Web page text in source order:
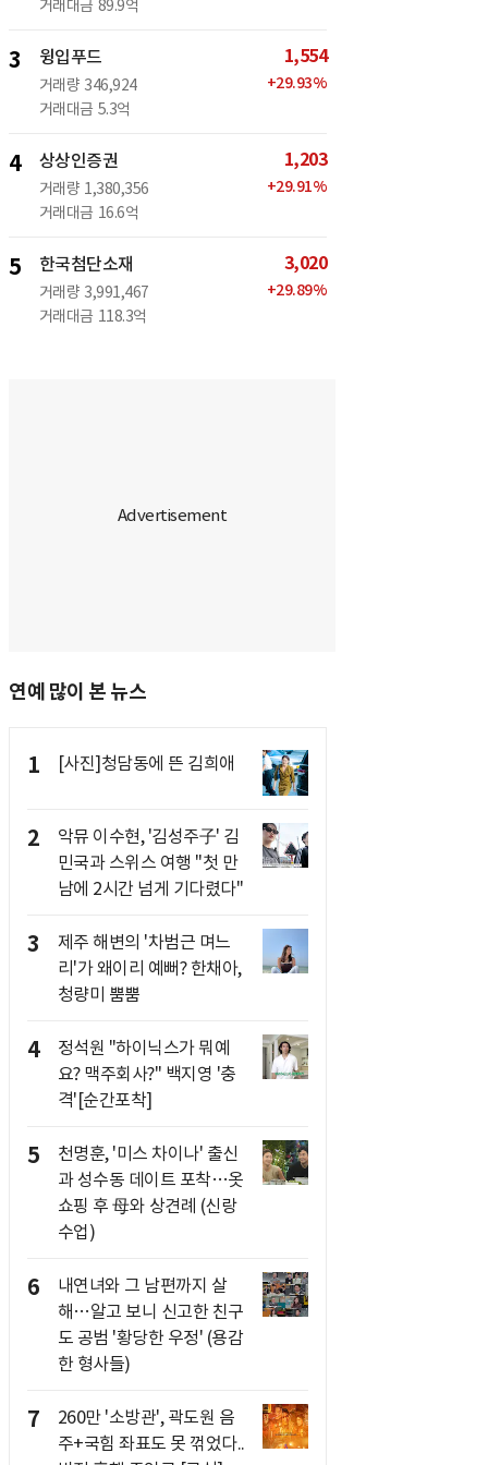
거래대금 89.9억
3 윙입푸드
거래량 346,924
거래대금 5.3억
1,554
+29.93%
4 상상인증권
거래량 1,380,356
거래대금 16.6억
1,203
+29.91%
5 한국첨단소재
거래량 3,991,467
거래대금 118.3억
3,020
+29.89%
연예 많이 본 뉴스
1 [사진]청담동에 뜬 김희애
2
악뮤 이수현, '김성주子' 김
민국과 스위스 여행 "첫 만
남에 2시간 넘게 기다렸다"
3
제주 해변의 '차범근 며느
리'가 왜이리 예뻐? 한채아,
청량미 뿜뿜
4
정석원 "하이닉스가 뭐예
요? 맥주회사?" 백지영 '충
격'[순간포착]
5
천명훈, '미스 차이나' 출신
과 성수동 데이트 포착…옷
쇼핑 후 母와 상견례 (신랑
수업)
6
내연녀와 그 남편까지 살
해…알고 보니 신고한 친구
도 공범 '황당한 우정' (용감
한 형사들)
7
260만 '소방관', 곽도원 음
주+국힘 좌표도 못 꺾었다..